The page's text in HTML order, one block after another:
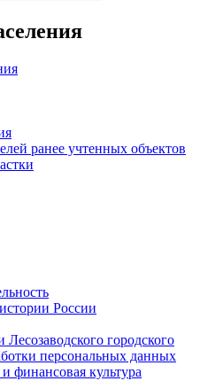
ранее учтенных объектов
России
городского
персональных данных
финансовая культура